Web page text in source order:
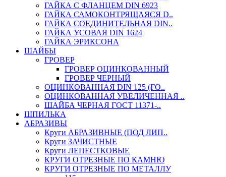
ГАЙКА С ФЛАНЦЕМ DIN 6923
ГАЙКА САМОКОНТРЯЩАЯСЯ D..
ГАЙКА СОЕДИНИТЕЛЬНАЯ DIN..
ГАЙКА УСОВАЯ DIN 1624
ГАЙКА ЭРИКСОНА
ШАЙБЫ
ГРОВЕР
ГРОВЕР ОЦИНКОВАННЫЙ
ГРОВЕР ЧЕРНЫЙ
ОЦИНКОВАННАЯ DIN 125 (ГО..
ОЦИНКОВАННАЯ УВЕЛИЧЕННАЯ ..
ШАЙБА ЧЕРНАЯ ГОСТ 11371-..
ШПИЛЬКА
АБРАЗИВЫ
Круги АБРАЗИВНЫЕ (ПОД ЛИП..
Круги ЗАЧИСТНЫЕ
Круги ЛЕПЕСТКОВЫЕ
КРУГИ ОТРЕЗНЫЕ ПО КАМНЮ
КРУГИ ОТРЕЗНЫЕ ПО МЕТАЛЛУ